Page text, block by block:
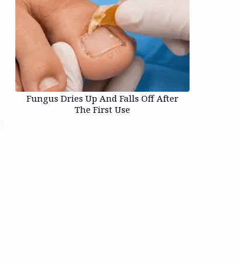
Fungus Dries Up And Falls Off After
The First Use